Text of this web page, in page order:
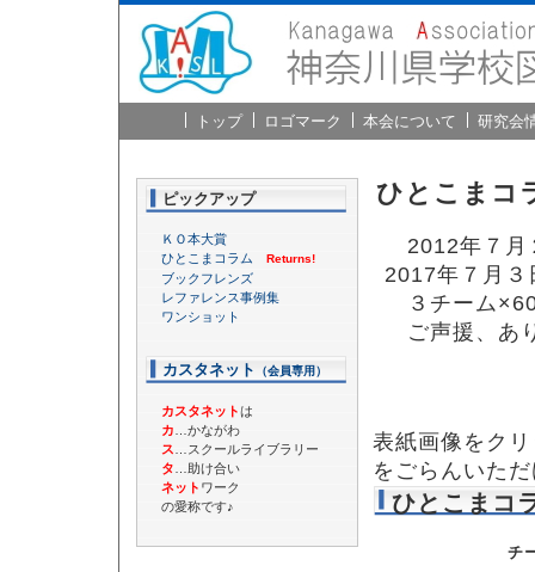
トップ ロゴマーク 本会について 研究会
ひとこまコ
2012年７月
2017年７月３
３チーム
ご声援、あ
表紙画像をク
をごらんいた
ひとこまコ
チ
ピックアップ
ＫＯ本大賞
ひとこまコラム
Returns!
ブックフレンズ
レファレンス事例集
ワンショット
カスタネット （会員専用）
カスタネットは
カ …かながわ
ス …スクールライブラリー
タ …助け合い
ネット ワーク
の愛称です♪